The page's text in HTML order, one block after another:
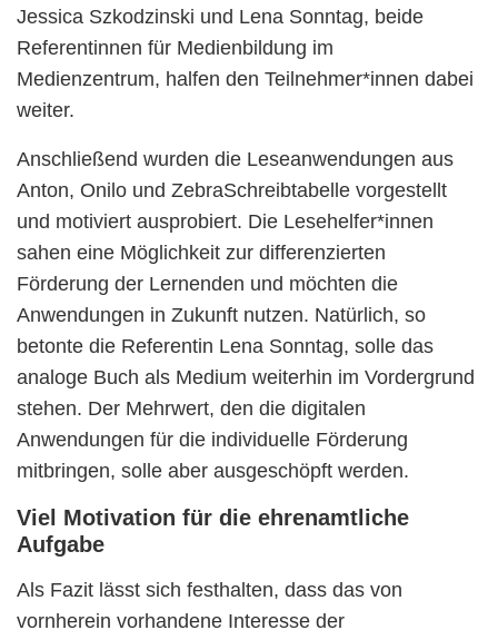
Jessica Szkodzinski und Lena Sonntag, beide
Referentinnen für Medienbildung im
Medienzentrum, halfen den Teilnehmer*innen dabei
weiter.
Anschließend wurden die Leseanwendungen aus
Anton, Onilo und ZebraSchreibtabelle vorgestellt
und motiviert ausprobiert. Die Lesehelfer*innen
sahen eine Möglichkeit zur differenzierten
Förderung der Lernenden und möchten die
Anwendungen in Zukunft nutzen. Natürlich, so
betonte die Referentin Lena Sonntag, solle das
analoge Buch als Medium weiterhin im Vordergrund
stehen. Der Mehrwert, den die digitalen
Anwendungen für die individuelle Förderung
mitbringen, solle aber ausgeschöpft werden.
Viel Motivation für die ehrenamtliche
Aufgabe
Als Fazit lässt sich festhalten, dass das von
vornherein vorhandene Interesse der